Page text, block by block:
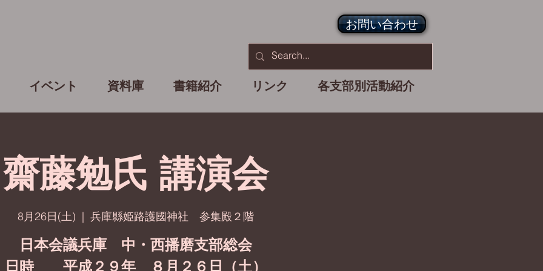
イベント 資料庫 書籍紹介 リンク 各支部別活動紹介
お問い合わせ
齋藤勉氏 講演会
8月26日(土)
  |
兵庫縣姫路護國神社 参集殿２階
日本会議兵庫 中・西播磨支部総会
日時 平成２９年 ８月２６日（土）